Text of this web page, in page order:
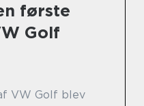
første
Golf
VW Golf blev